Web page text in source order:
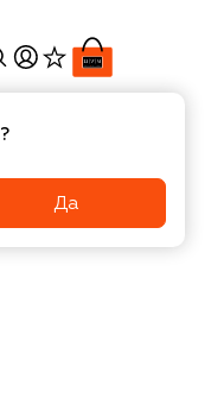
Аксесcуары
?
Да